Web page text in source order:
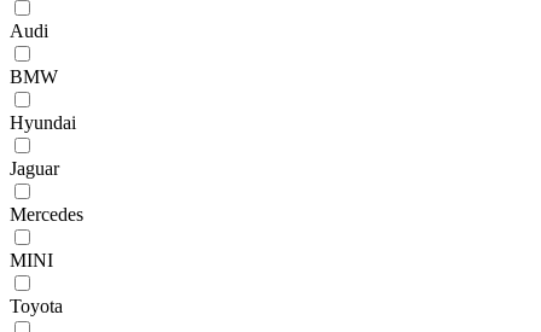
Audi
BMW
Hyundai
Jaguar
Mercedes
MINI
Toyota